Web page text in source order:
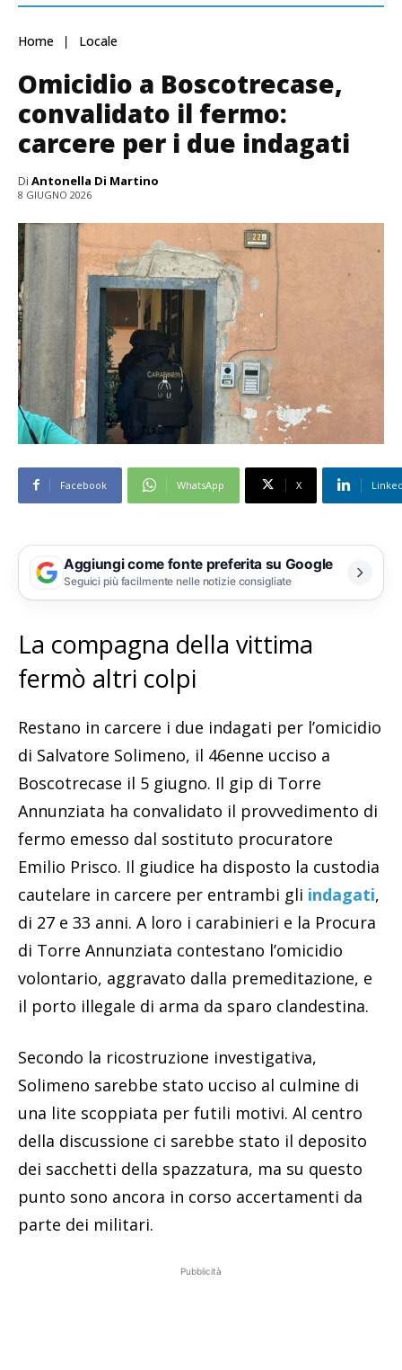
Home Locale
Omicidio a Boscotrecase,
convalidato il fermo:
carcere per i due indagati
Di Antonella Di Martino
8 GIUGNO 2026
Facebook WhatsApp X
Aggiungi come fonte preferita su Google
Seguici più facilmente nelle notizie consigliate
La compagna della vittima
fermò altri colpi
Restano in carcere i due indagati per l’omicidio
di Salvatore Solimeno, il 46enne ucciso a
Boscotrecase il 5 giugno. Il gip di Torre
Annunziata ha convalidato il provvedimento di
fermo emesso dal sostituto procuratore
Emilio Prisco. Il giudice ha disposto la custodia
cautelare in carcere per entrambi gli indagati,
di 27 e 33 anni. A loro i carabinieri e la Procura
di Torre Annunziata contestano l’omicidio
volontario, aggravato dalla premeditazione, e
il porto illegale di arma da sparo clandestina.
Secondo la ricostruzione investigativa,
Solimeno sarebbe stato ucciso al culmine di
una lite scoppiata per futili motivi. Al centro
della discussione ci sarebbe stato il deposito
dei sacchetti della spazzatura, ma su questo
punto sono ancora in corso accertamenti da
parte dei militari.
Pubblicità